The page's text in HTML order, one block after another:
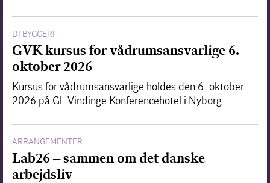
DI BYGGERI
GVK kursus for vådrumsansvarlige 6.
oktober 2026
Kursus for vådrumsansvarlige holdes den 6. oktober
2026 på Gl. Vindinge Konferencehotel i Nyborg.
ARRANGEMENTER
Lab26 – sammen om det danske
arbejdsliv